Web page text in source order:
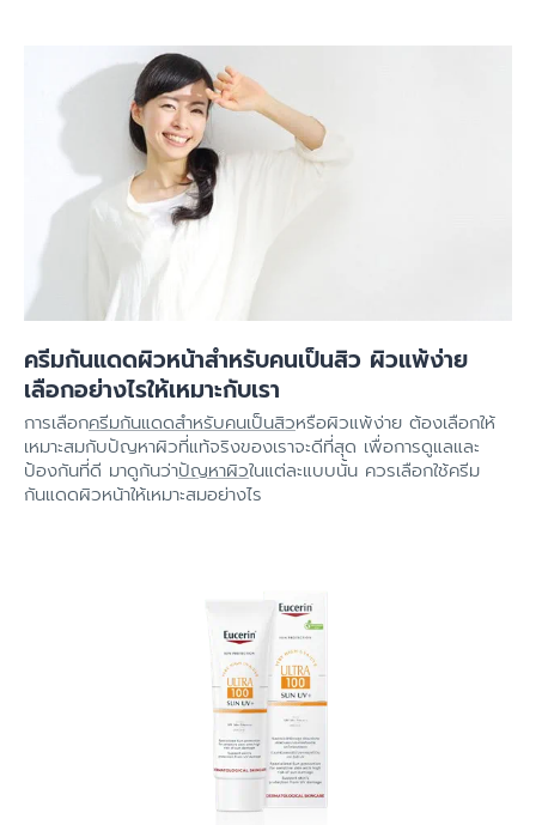
ครีมกันแดดผิวหน้าสำหรับคนเป็นสิว ผิวแพ้ง่าย
เลือกอย่างไรให้เหมาะกับเรา
การเลือกครีมกันแดดสำหรับคนเป็นสิวหรือผิวแพ้ง่าย ต้องเลือกให้
เหมาะสมกับปัญหาผิวที่แท้จริงของเราจะดีที่สุด เพื่อการดูแลและ
ป้องกันที่ดี มาดูกันว่าปัญหาผิวในแต่ละแบบนั้น ควรเลือกใช้ครีม
กันแดดผิวหน้าให้เหมาะสมอย่างไร